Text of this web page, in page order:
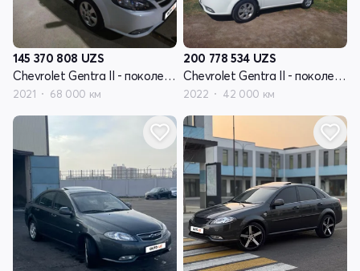
145 370 808 UZS
Chevrolet Gentra II - поколение
2021 68 000 км
200 778 534 UZS
Chevrolet Gentra II - поколение
2022 42 000 км